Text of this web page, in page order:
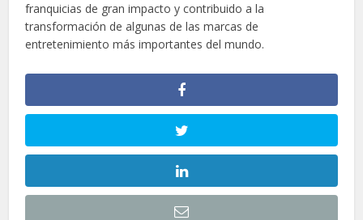
franquicias de gran impacto y contribuido a la
transformación de algunas de las marcas de
entretenimiento más importantes del mundo.